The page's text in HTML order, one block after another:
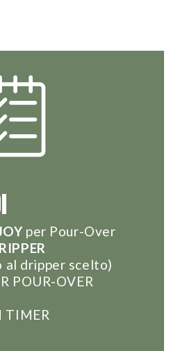
per Pour-Over
al dripper scelto)
POUR-OVER
TIMER